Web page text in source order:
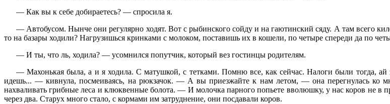
— Как вы к себе добираетесь? — спросила я.
— Автобусом. Нынче они регулярно ходят. Вот с рыбинского сойду и на гаютинский сяду. А там всего
то на базары ходили? Нагрузишься кринками с молоком, поставишь их в кошели, по четыре спереди да по
— И ты, что ль, ходила? — усомнился попутчик, который вез гостинцы родителям.
— Махонькая была, а и я ходила. С матушкой, с тетками. Помню все, как сейчас. Налоги были тогда, ай
идешь... — кивнула, посмеиваясь, на рюкзачок. — А вы приезжайте к нам летом, — она перегнулась ко
нахваливать грибные леса и клюквенные болота. — И молочка парного попьете вволюшку, у нас коров не в
через два. Старух много стало, с кормами им затруднение, они посдавали коров.